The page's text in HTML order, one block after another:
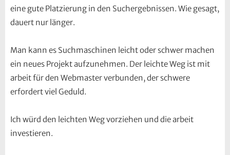
eine gute Platzierung in den Suchergebnissen. Wie gesagt,
dauert nur länger.
Man kann es Suchmaschinen leicht oder schwer machen
ein neues Projekt aufzunehmen. Der leichte Weg ist mit
arbeit für den Webmaster verbunden, der schwere
erfordert viel Geduld.
Ich würd den leichten Weg vorziehen und die arbeit
investieren.